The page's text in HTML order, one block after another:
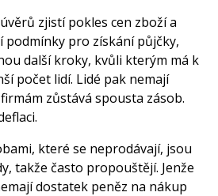
zjistí pokles cen zboží a
podmínky pro získání půjčky,
další kroky, kvůli kterým má k
počet lidí. Lidé pak nemají
zůstává spousta zásob.
které se neprodávají, jsou
takže často propouštějí. Jenže
dostatek peněz na nákup